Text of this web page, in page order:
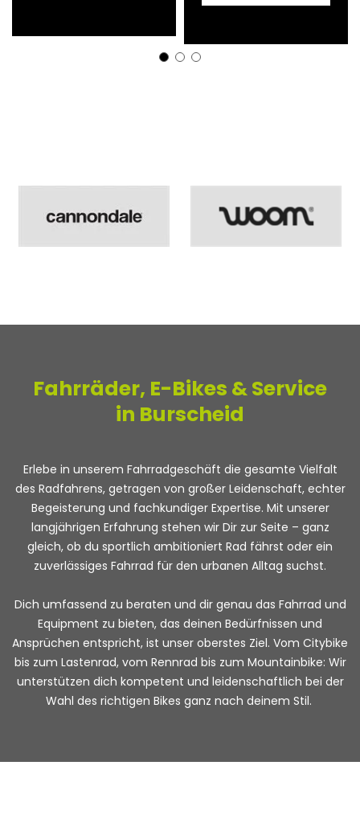
Fahrräder, E-Bikes & Service
in Burscheid
Erlebe in unserem Fahrradgeschäft die gesamte Vielfalt
des Radfahrens, getragen von großer Leidenschaft, echter
Begeisterung und fachkundiger Expertise. Mit unserer
langjährigen Erfahrung stehen wir Dir zur Seite – ganz
gleich, ob du sportlich ambitioniert Rad fährst oder ein
zuverlässiges Fahrrad für den urbanen Alltag suchst.
Dich umfassend zu beraten und dir genau das Fahrrad und
Equipment zu bieten, das deinen Bedürfnissen und
Ansprüchen entspricht, ist unser oberstes Ziel. Vom Citybike
bis zum Lastenrad, vom Rennrad bis zum Mountainbike: Wir
unterstützen dich kompetent und leidenschaftlich bei der
Wahl des richtigen Bikes ganz nach deinem Stil.